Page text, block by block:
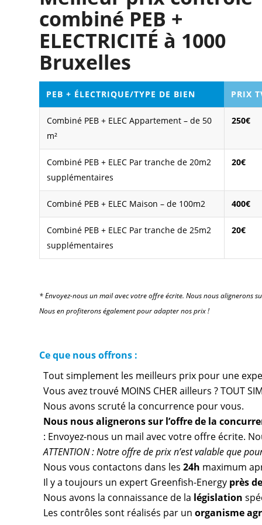
combiné PEB +
ELECTRICITÉ à 1000
Bruxelles
PEB + ÉLECTRIQUE/TYPE DE BIEN PRIX
Combiné PEB + ELEC Appartement – de 50
m²
250€
Combiné PEB + ELEC Par tranche de 20m2
supplémentaires
20€
Combiné PEB + ELEC Maison – de 100m2 400€
Combiné PEB + ELEC Par tranche de 25m2
supplémentaires
20€
* Envoyez-nous un mail avec votre offre écrite. Nous nous alignerons
Nous en profiterons également pour adapter nos prix !
Ce que nous offrons :
Tout simplement les meilleurs prix pour une
Vous avez trouvé MOINS CHER ailleurs ? TOUT
Nous avons scruté la concurrence pour vous.
Nous nous alignerons sur l’offre de la
: Envoyez-nous un mail avec votre offre écrite.
ATTENTION : Notre offre de prix n’est valable que
Nous vous contactons dans les 24h maximum
Il y a toujours un expert Greenfish-Energy près
Nous avons la connaissance de la législation
Les contrôles sont réalisés par un organisme